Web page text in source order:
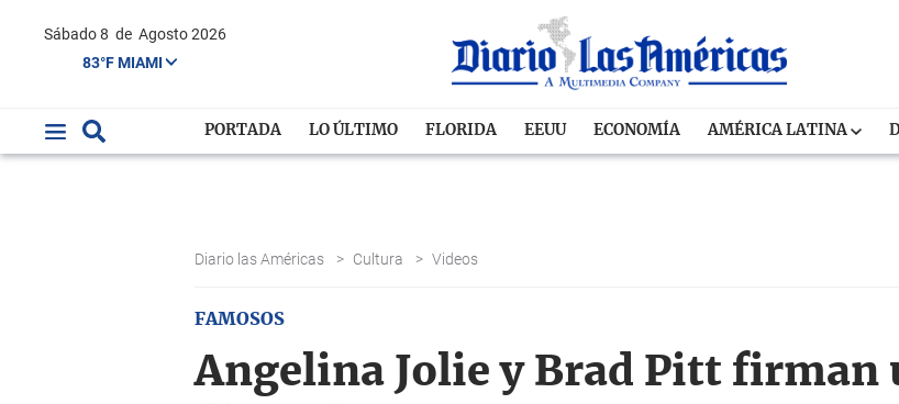
Sábado 8 de Agosto 2026
83°F MIAMI
PORTADA LO ÚLTIMO FLORIDA EEUU ECONOMÍA AMÉRICA LATINA
Diario las Américas > Cultura > Videos
FAMOSOS
Angelina Jolie y Brad Pitt firman